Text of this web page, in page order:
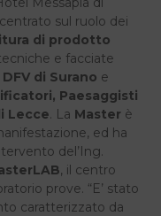
sul ruolo dei
di prodotto
e facciate
DFV di Surano e
Paesaggisti
Lecce. La Master è
ed ha
del’Ing.
, il centro
prove. “E’ stato
caratterizzato da